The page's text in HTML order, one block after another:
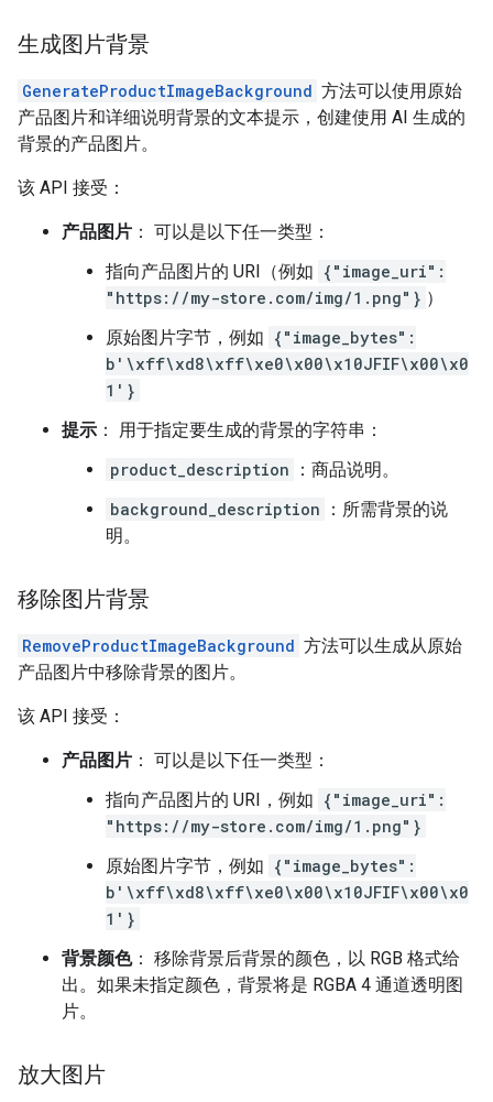
生成图片背景
GenerateProductImageBackground 方法可以使用原始
产品图片和详细说明背景的文本提示，创建使用 AI 生成的
背景的产品图片。
该 API 接受：
产品图片 ： 可以是以下任一类型：
指向产品图片的 URI（例如 {"image_uri":
"https://my-store.com/img/1.png"} ）
原始图片字节，例如 {"image_bytes":
b'\xff\xd8\xff\xe0\x00\x10JFIF\x00\x0
1'}
提示 ： 用于指定要生成的背景的字符串：
product_description
：商品说明。
background_description
：所需背景的说
明。
移除图片背景
RemoveProductImageBackground 方法可以生成从原始
产品图片中移除背景的图片。
该 API 接受：
产品图片 ： 可以是以下任一类型：
指向产品图片的 URI，例如 {"image_uri":
"https://my-store.com/img/1.png"}
原始图片字节，例如 {"image_bytes":
b'\xff\xd8\xff\xe0\x00\x10JFIF\x00\x0
1'}
背景颜色： 移除背景后背景的颜色，以 RGB 格式给
出。如果未指定颜色，背景将是 RGBA 4 通道透明图
片。
放大图片